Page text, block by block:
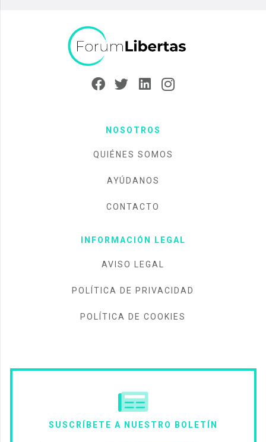
NOSOTROS
QUIÉNES SOMOS
AYÚDANOS
CONTACTO
INFORMACIÓN LEGAL
AVISO LEGAL
POLÍTICA DE PRIVACIDAD
POLÍTICA DE COOKIES
SUSCRÍBETE A NUESTRO BOLETÍN